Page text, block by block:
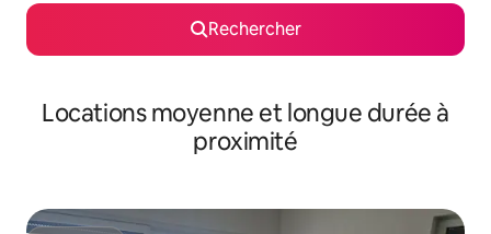
Rechercher
Locations moyenne et longue durée à
proximité